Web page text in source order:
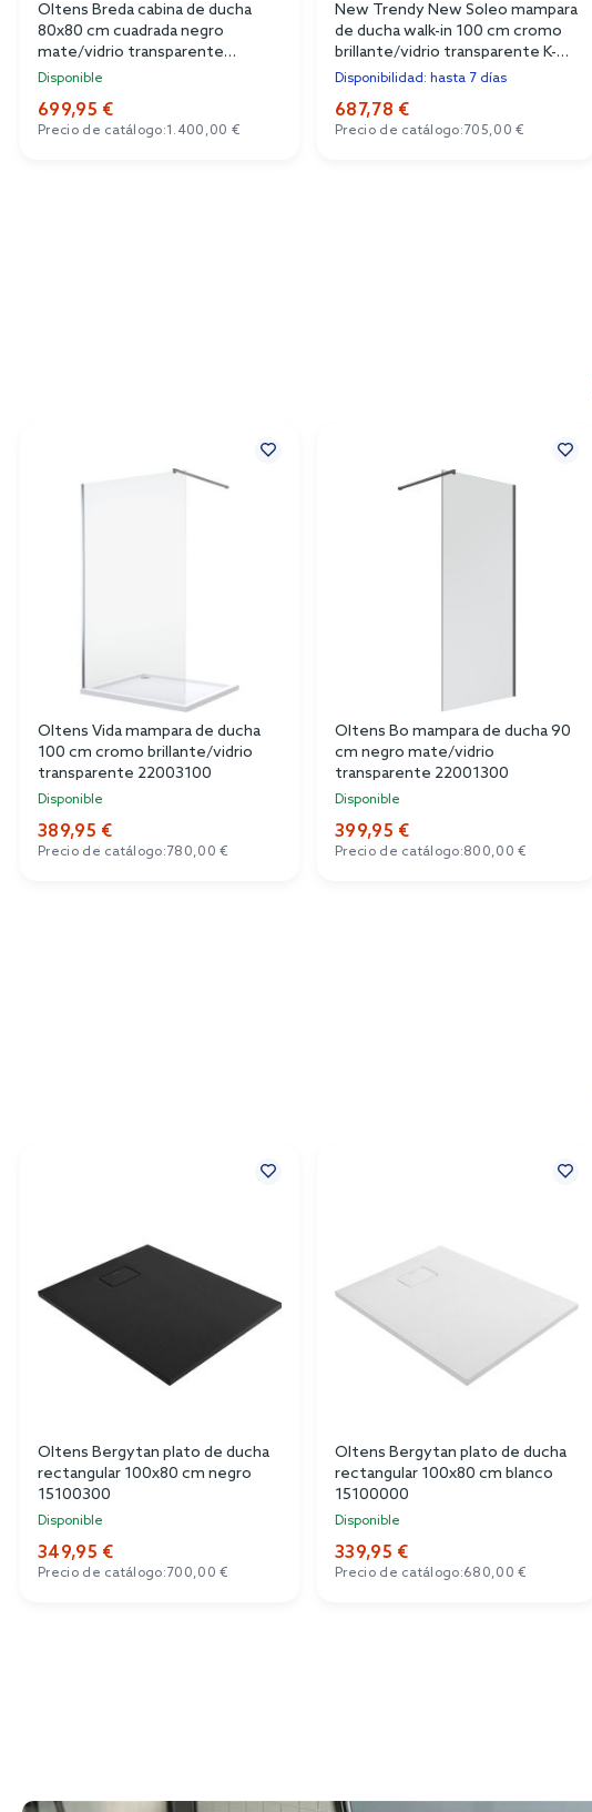
Oltens Breda cabina de ducha
80x80 cm cuadrada negro
mate/vidrio transparente
20005300
Disponible
699,95 €
Precio de catálogo:1.400,00 €
New Trendy New Soleo mampara
de ducha walk-in 100 cm cromo
brillante/vidrio transparente K-
0345
Disponibilidad: hasta 7 días
687,78 €
Precio de catálogo: 705,00 €
Oltens Vida mampara de ducha
100 cm cromo brillante/vidrio
transparente 22003100
Disponible
389,95 €
Precio de catálogo: 780,00 €
Oltens Bo mampara de ducha 90
cm negro mate/vidrio
transparente 22001300
Disponible
399,95 €
Precio de catálogo:800,00 €
Oltens Bergytan plato de ducha
rectangular 100x80 cm negro
15100300
Disponible
349,95 €
Precio de catálogo: 700,00 €
Oltens Bergytan plato de ducha
rectangular 100x80 cm blanco
15100000
Disponible
339,95 €
Precio de catálogo:680,00 €